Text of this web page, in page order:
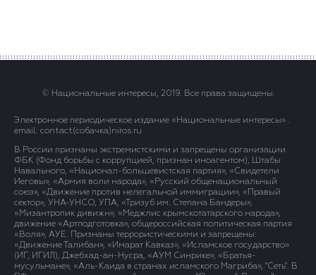
© Национальные интересы, 2019. Все права защищены.
Электронное периодическое издание «Национальные интересы» .
email: contact(сoбaчка)niros.ru
В России признаны экстремистскими и запрещены организации
ФБК (Фонд борьбы с коррупцией, признан иноагентом), Штабы
Навального, «Национал-большевистская партия», «Свидетели
Иеговы», «Армия воли народа», «Русский общенациональный
союз», «Движение против нелегальной иммиграции», «Правый
сектор», УНА-УНСО, УПА, «Тризуб им. Степана Бандеры»,
«Мизантропик дивижн», «Меджлис крымскотатарского народа»,
движение «Артподготовка», общероссийская политическая партия
«Воля», АУЕ. Признаны террористическими и запрещены:
«Движение Талибан», «Имарат Кавказ», «Исламское государство»
(ИГ, ИГИЛ), Джебхад-ан-Нусра, «АУМ Синрике», «Братья-
мусульмане», «Аль-Каида в странах исламского Магриба», "Сеть". В